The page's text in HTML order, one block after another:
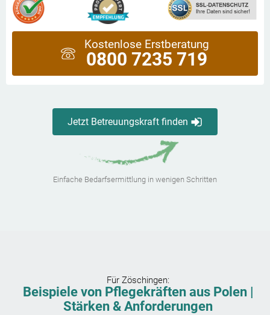
Kostenlose Erstberatung
0800 7235 719
Jetzt Betreuungskraft finden
Einfache Bedarfsermittlung in wenigen Schritten
Für Zöschingen:
Beispiele von Pflegekräften aus Polen |
Stärken & Anforderungen